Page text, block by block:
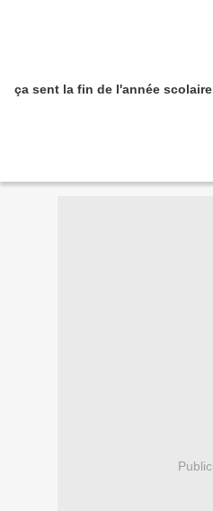
ça sent la fin de l'année